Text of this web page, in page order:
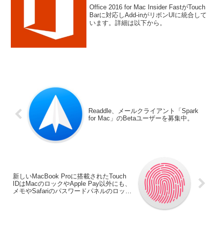
Office 2016 for Mac Insider FastがTouch
Barに対応しAdd-inがリボンUIに統合して
います。詳細は以下から。
Readdle、メールクライアント「Spark
for Mac」のBetaユーザーを募集中。
新しいMacBook Proに搭載されたTouch
IDはMacのロックやApple Pay以外にも、
メモやSafariのパスワードパネルのロック